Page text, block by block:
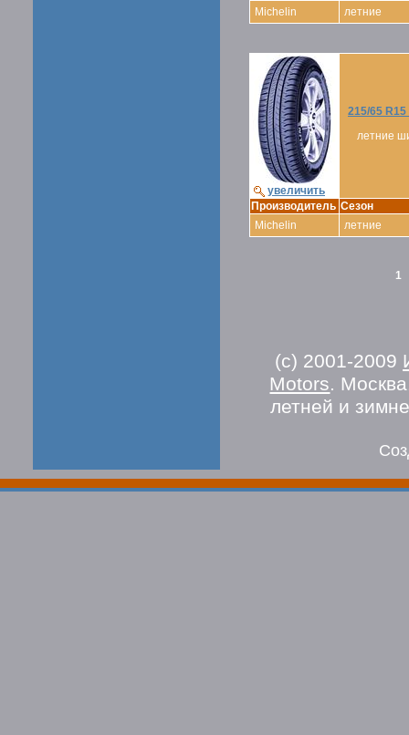
Michelin
летние
увеличить
215/65 R15
летние
Производитель Сезон
Michelin
летние
1
(c) 2001-2009
Motors.
летней и